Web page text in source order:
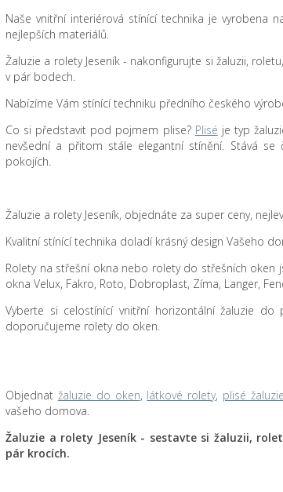
Naše vnitřní interiérová stínící technika je vyrobena
nejlepších materiálů.
Žaluzie a rolety Jeseník - nakonfigurujte si žaluzii,
v pár bodech.
Nabízíme Vám stínící techniku předního českého
Co si představit pod pojmem plise? Plisé je typ
nevšední a přitom stále elegantní stínění. Stává
pokojích.
Žaluzie a rolety Jeseník, objednáte za super ceny,
Kvalitní stínící technika doladí krásný design Vašeho
Rolety na střešní okna nebo rolety do střešních
okna Velux, Fakro, Roto, Dobroplast, Zíma, Langer,
Vyberte si celostínící vnitřní horizontální žaluzie
doporučujeme rolety do oken.
Objednat žaluzie do oken, látkové rolety, plisé žaluzie
vašeho domova.
Žaluzie a rolety Jeseník - sestavte si žaluzii,
pár krocích.